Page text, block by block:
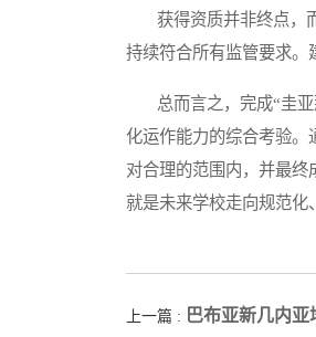
获得资质并非终点，而
持续符合所有监管要求。
总而言之，完成“圭亚
化运作能力的综合考验。
对合理的范围内，并最
就是未来学校走向规范化
上一篇 : 巴布亚新几内